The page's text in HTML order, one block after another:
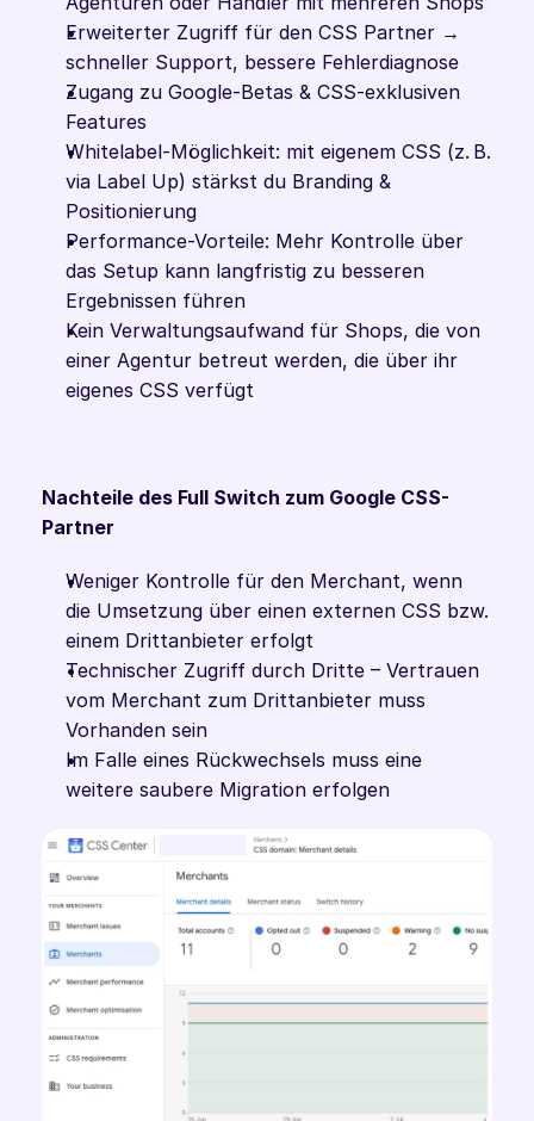
Erweiterter Zugriff für den CSS Partner →
schneller Support, bessere Fehlerdiagnose
Zugang zu Google-Betas & CSS-exklusiven
Features
Whitelabel-Möglichkeit: mit eigenem CSS (z. B.
via Label Up) stärkst du Branding &
Positionierung
Performance-Vorteile: Mehr Kontrolle über
das Setup kann langfristig zu besseren
Ergebnissen führen
Kein Verwaltungsaufwand für Shops, die von
einer Agentur betreut werden, die über ihr
eigenes CSS verfügt
Nachteile des Full Switch zum Google CSS-
Partner
Weniger Kontrolle für den Merchant, wenn
die Umsetzung über einen externen CSS bzw.
einem Drittanbieter erfolgt
Technischer Zugriff durch Dritte – Vertrauen
vom Merchant zum Drittanbieter muss
Vorhanden sein
Im Falle eines Rückwechsels muss eine
weitere saubere Migration erfolgen